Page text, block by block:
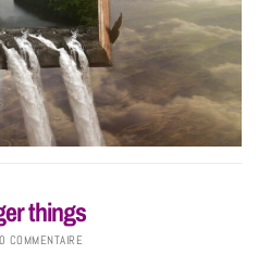
things
0 COMMENTAIRE